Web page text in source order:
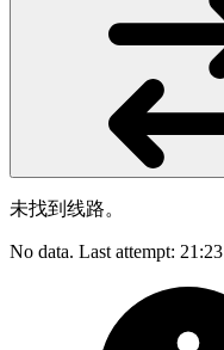
未找到线路。
No data. Last attempt: 21:23